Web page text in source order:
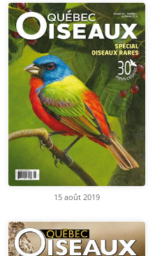
15 août 2019